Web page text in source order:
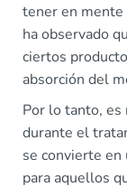
tener en mente
ha observado
ciertos
absorción del
Por lo tanto,
durante el
se convierte
para aquellos